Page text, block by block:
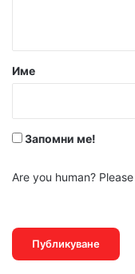
р
Име
Запомни ме!
Are you human?